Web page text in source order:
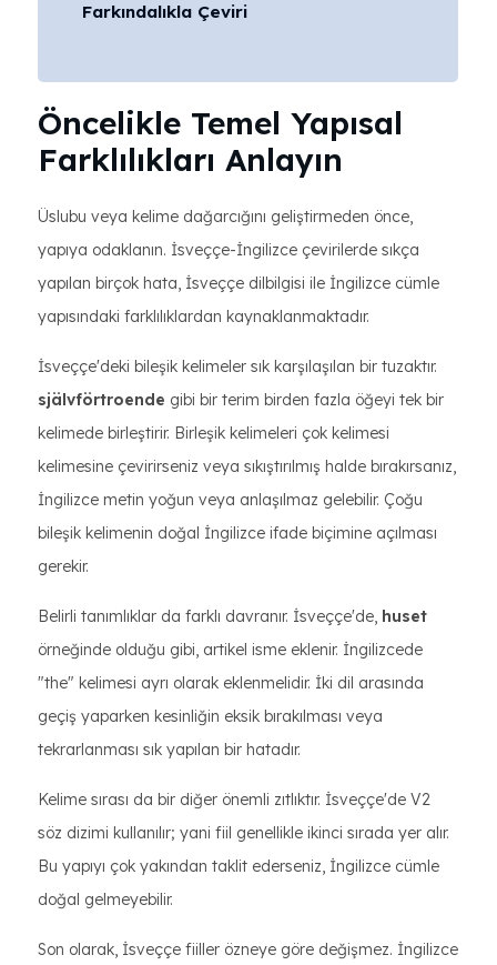
Farkındalıkla Çeviri
Öncelikle Temel Yapısal
Farklılıkları Anlayın
Üslubu veya kelime dağarcığını geliştirmeden önce,
yapıya odaklanın. İsveççe-İngilizce çevirilerde sıkça
yapılan birçok hata, İsveççe dilbilgisi ile İngilizce cümle
yapısındaki farklılıklardan kaynaklanmaktadır.
İsveççe'deki bileşik kelimeler sık ​​karşılaşılan bir tuzaktır.
självförtroende gibi bir terim birden fazla öğeyi tek bir
kelimede birleştirir. Birleşik kelimeleri çok kelimesi
kelimesine çevirirseniz veya sıkıştırılmış halde bırakırsanız,
İngilizce metin yoğun veya anlaşılmaz gelebilir. Çoğu
bileşik kelimenin doğal İngilizce ifade biçimine açılması
gerekir.
Belirli tanımlıklar da farklı davranır. İsveççe'de, huset
örneğinde olduğu gibi, artikel isme eklenir. İngilizcede
"the" kelimesi ayrı olarak eklenmelidir. İki dil arasında
geçiş yaparken kesinliğin eksik bırakılması veya
tekrarlanması sık yapılan bir hatadır.
Kelime sırası da bir diğer önemli zıtlıktır. İsveççe'de V2
söz dizimi kullanılır; yani fiil genellikle ikinci sırada yer alır.
Bu yapıyı çok yakından taklit ederseniz, İngilizce cümle
doğal gelmeyebilir.
Son olarak, İsveççe fiiller özneye göre değişmez. İngilizce